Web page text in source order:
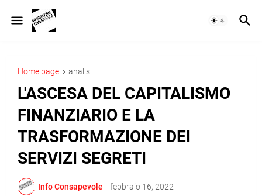
Home page analisi
L'ASCESA DEL CAPITALISMO
FINANZIARIO E LA
TRASFORMAZIONE DEI
SERVIZI SEGRETI
Info Consapevole - febbraio 16, 2022